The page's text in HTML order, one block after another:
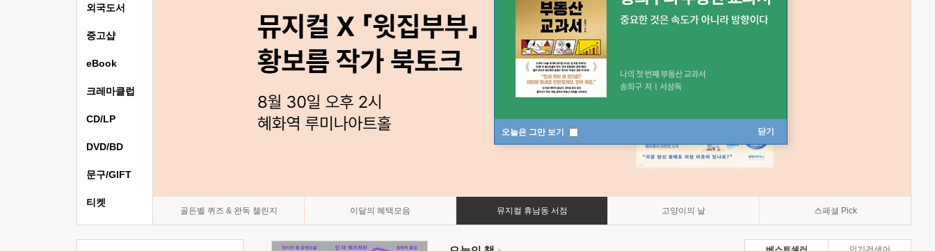
오늘은 그만 보기 닫기
골든벨 퀴즈 & 완독 챌린지 이달의 혜택모음 뮤지컬 휴남동 서점 고양이의 날 스페셜 Pick
외국도서
중고샵
eBook
크레마클럽
CD/LP
DVD/BD
문구/GIFT
티켓